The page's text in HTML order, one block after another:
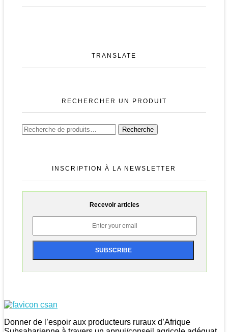
TRANSLATE
RECHERCHER UN PRODUIT
Recherche
pour :
Recherche
INSCRIPTION À LA NEWSLETTER
Recevoir articles
Donner de l’espoir aux producteurs ruraux d’Afrique